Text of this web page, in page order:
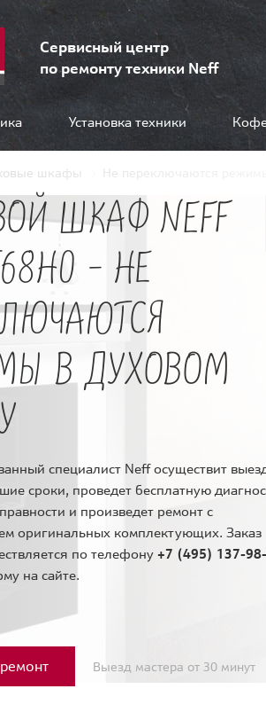
Сервисный центр
по ремонту техники Neff
Установка техники
шкафы Не переключаются
ШКАФ NEFF
- НЕ
В ДУХОВОМ
специалист Neff осуществит
сроки, проведет бесплатную
и произведет ремонт с
оригинальных комплектующих. Заказ
по телефону +7 (495) 137-
на сайте.
Выезд мастера от 30 минут